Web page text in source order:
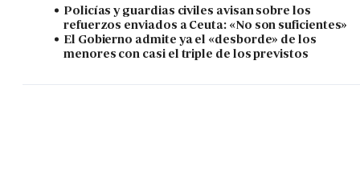
Policías y guardias civiles avisan sobre los
refuerzos enviados a Ceuta: «No son suficientes»
El Gobierno admite ya el «desborde» de los
menores con casi el triple de los previstos